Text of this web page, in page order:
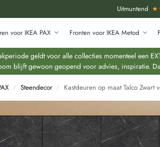
Uitmuntend
voor IKEA PAX Fronten voor IKEA Metod
geldt voor alle collecties momenteel een
blijft gewoon geopend voor advies, inspiratie.
/ Steendecor / Kastdeuren op maat Talco Zwart